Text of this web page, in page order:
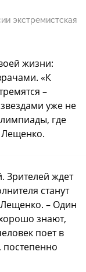
экстремистская
жизни:
«К
–
уже не
где
Лещенко.
Зрителей ждет
станут
– Один
знают,
поет в
постепенно